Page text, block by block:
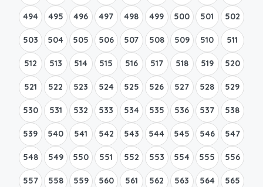
494 495 496 497 498 499 500 501 502
503 504 505 506 507 508 509 510 511
512 513 514 515 516 517 518 519 520
521 522 523 524 525 526 527 528 529
530 531 532 533 534 535 536 537 538
539 540 541 542 543 544 545 546 547
548 549 550 551 552 553 554 555 556
557 558 559 560 561 562 563 564 565